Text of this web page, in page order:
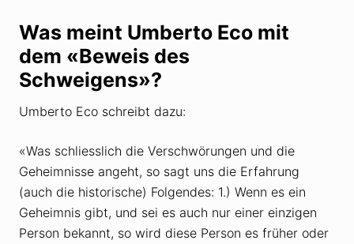
Was meint Umberto Eco mit
dem «Beweis des
Schweigens»?
Umberto Eco schreibt dazu:
«Was schliesslich die Verschwörungen und die
Geheimnisse angeht, so sagt uns die Erfahrung
(auch die historische) Folgendes: 1.) Wenn es ein
Geheimnis gibt, und sei es auch nur einer einzigen
Person bekannt, so wird diese Person es früher oder